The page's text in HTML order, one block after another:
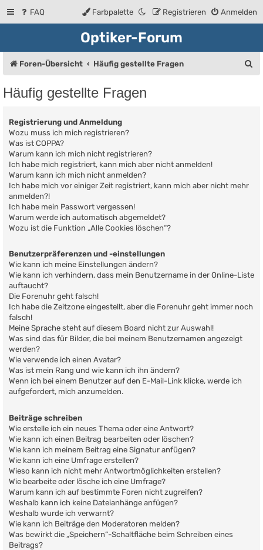
FAQ Anmelden
Registrieren
Farbpalette
Optiker-Forum
Foren-Übersicht Häufig gestellte Fragen
Häufig gestellte Fragen
Registrierung und Anmeldung
Wozu muss ich mich registrieren?
Was ist COPPA?
Warum kann ich mich nicht registrieren?
Ich habe mich registriert, kann mich aber nicht anmelden!
Warum kann ich mich nicht anmelden?
Ich habe mich vor einiger Zeit registriert, kann mich aber nicht mehr
anmelden?!
Ich habe mein Passwort vergessen!
Warum werde ich automatisch abgemeldet?
Wozu ist die Funktion „Alle Cookies löschen“?
Benutzerpräferenzen und -einstellungen
Wie kann ich meine Einstellungen ändern?
Wie kann ich verhindern, dass mein Benutzername in der Online-Liste
auftaucht?
Die Forenuhr geht falsch!
Ich habe die Zeitzone eingestellt, aber die Forenuhr geht immer noch
falsch!
Meine Sprache steht auf diesem Board nicht zur Auswahl!
Was sind das für Bilder, die bei meinem Benutzernamen angezeigt
werden?
Wie verwende ich einen Avatar?
Was ist mein Rang und wie kann ich ihn ändern?
Wenn ich bei einem Benutzer auf den E-Mail-Link klicke, werde ich
aufgefordert, mich anzumelden.
Beiträge schreiben
Wie erstelle ich ein neues Thema oder eine Antwort?
Wie kann ich einen Beitrag bearbeiten oder löschen?
Wie kann ich meinem Beitrag eine Signatur anfügen?
Wie kann ich eine Umfrage erstellen?
Wieso kann ich nicht mehr Antwortmöglichkeiten erstellen?
Wie bearbeite oder lösche ich eine Umfrage?
Warum kann ich auf bestimmte Foren nicht zugreifen?
Weshalb kann ich keine Dateianhänge anfügen?
Weshalb wurde ich verwarnt?
Wie kann ich Beiträge den Moderatoren melden?
Was bewirkt die „Speichern“-Schaltfläche beim Schreiben eines
Beitrags?